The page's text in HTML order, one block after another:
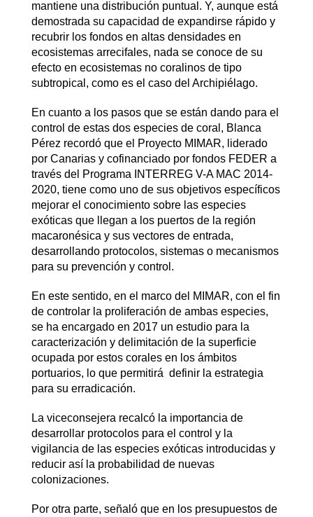
mantiene una distribución puntual. Y, aunque está
demostrada su capacidad de expandirse rápido y
recubrir los fondos en altas densidades en
ecosistemas arrecifales, nada se conoce de su
efecto en ecosistemas no coralinos de tipo
subtropical, como es el caso del Archipiélago.
En cuanto a los pasos que se están dando para el
control de estas dos especies de coral, Blanca
Pérez recordó que el Proyecto MIMAR, liderado
por Canarias y cofinanciado por fondos FEDER a
través del Programa INTERREG V-A MAC 2014-
2020, tiene como uno de sus objetivos específicos
mejorar el conocimiento sobre las especies
exóticas que llegan a los puertos de la región
macaronésica y sus vectores de entrada,
desarrollando protocolos, sistemas o mecanismos
para su prevención y control.
En este sentido, en el marco del MIMAR, con el fin
de controlar la proliferación de ambas especies,
se ha encargado en 2017 un estudio para la
caracterización y delimitación de la superficie
ocupada por estos corales en los ámbitos
portuarios, lo que permitirá definir la estrategia
para su erradicación.
La viceconsejera recalcó la importancia de
desarrollar protocolos para el control y la
vigilancia de las especies exóticas introducidas y
reducir así la probabilidad de nuevas
colonizaciones.
Por otra parte, señaló que en los presupuestos de